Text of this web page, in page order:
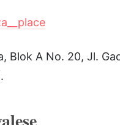
Blok A No. 20, Jl.